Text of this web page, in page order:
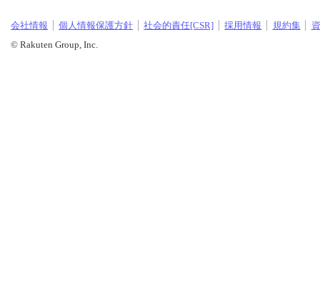
会社情報 個人情報保護方針 社会的責任[CSR] 採用情報 規約集
© Rakuten Group, Inc.